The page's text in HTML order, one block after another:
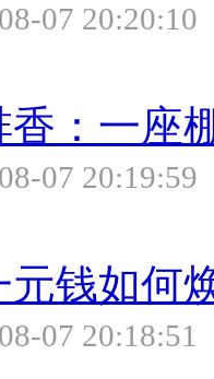
07 20:20:10
香：一座
07 20:19:59
钱如何
07 20:18:51